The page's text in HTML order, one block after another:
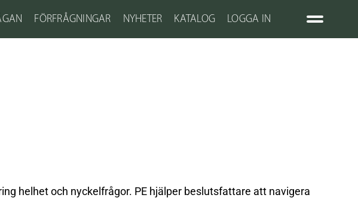
FÖRFRÅGNINGAR NYHETER KATALOG LOGGA IN
helhet och nyckelfrågor. PE hjälper beslutsfattare att navigera